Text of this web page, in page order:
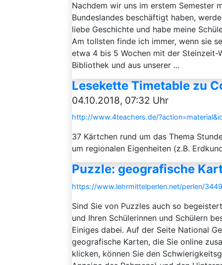
Nachdem wir uns im erstem Semester
Bundeslandes beschäftigt haben,
liebe Geschichte und habe meine
Am tollsten finde ich immer, wenn sie
etwa 4 bis 5 Wochen mit der
Bibliothek und aus unserer ...
Lesekette Timetable zu
04.10.2018, 07:32 Uhr
http://www.4teachers.de/
37 Kärtchen rund um das Thema
um regionalen Eigenheiten (z.B.
Puzzle: geografische
https://www.lehrmittelperlen.net/perlen/
Sind Sie von Puzzles auch so
und Ihren Schülerinnen und Schülern
Einiges dabei. Auf der Seite National
geografische Karten, die Sie online
klicken, können Sie den